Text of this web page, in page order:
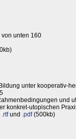
von unten 160
unter kooperativ-
und
konkret-utopischen
.rtfund .pdf(500kb)